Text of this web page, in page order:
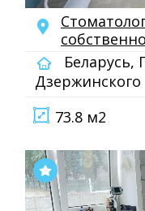
Беларусь,
Дзержинского
73.8 м2